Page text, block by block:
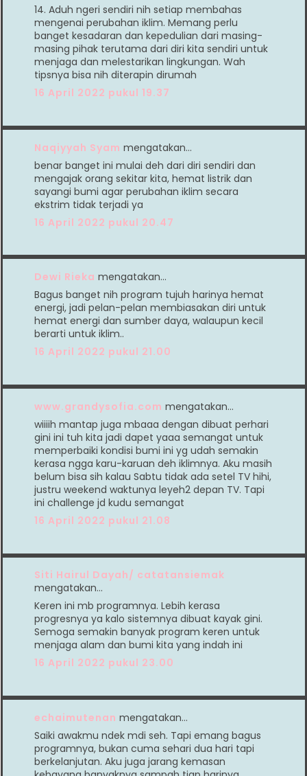
14. Aduh ngeri sendiri nih setiap membahas
mengenai perubahan iklim. Memang perlu
banget kesadaran dan kepedulian dari masing-
masing pihak terutama dari diri kita sendiri untuk
menjaga dan melestarikan lingkungan. Wah
tipsnya bisa nih diterapin dirumah
16 April 2022 pukul 19.37
Naqiyyah Syam mengatakan…
benar banget ini mulai deh dari diri sendiri dan
mengajak orang sekitar kita, hemat listrik dan
sayangi bumi agar perubahan iklim secara
ekstrim tidak terjadi ya
16 April 2022 pukul 20.47
Dewi Rieka mengatakan…
Bagus banget nih program tujuh harinya hemat
energi, jadi pelan-pelan membiasakan diri untuk
hemat energi dan sumber daya, walaupun kecil
berarti untuk iklim..
16 April 2022 pukul 21.00
www.grandysofia.com mengatakan…
wiiiih mantap juga mbaaa dengan dibuat perhari
gini ini tuh kita jadi dapet yaaa semangat untuk
memperbaiki kondisi bumi ini yg udah semakin
kerasa ngga karu-karuan deh iklimnya. Aku masih
belum bisa sih kalau Sabtu tidak ada setel TV hihi,
justru weekend waktunya leyeh2 depan TV. Tapi
ini challenge jd kudu semangat
16 April 2022 pukul 21.08
Siti Hairul Dayah/ catatansiemak
mengatakan…
Keren ini mb programnya. Lebih kerasa
progresnya ya kalo sistemnya dibuat kayak gini.
Semoga semakin banyak program keren untuk
menjaga alam dan bumi kita yang indah ini
16 April 2022 pukul 23.00
echaimutenan mengatakan…
Saiki awakmu ndek mdi seh. Tapi emang bagus
programnya, bukan cuma sehari dua hari tapi
berkelanjutan. Aku juga jarang kemasan